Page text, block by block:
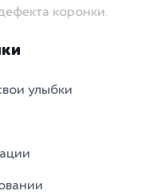
коронки.
улыбки